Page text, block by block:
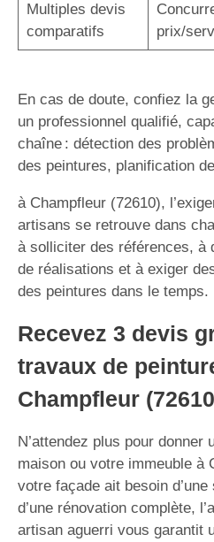
Multiples devis
comparatifs
prix/
En cas de doute, confiez la
un professionnel qualifié,
chaîne : détection des
des peintures, planification
à Champfleur (72610),
artisans se retrouve dans
à solliciter des références, à
de réalisations et à exiger
des peintures dans le temps.
Recevez 3 devis
travaux de
Champfleur
N’attendez plus pour donner
maison ou votre immeuble à
votre façade ait besoin
d’une rénovation complète,
artisan aguerri vous garantit